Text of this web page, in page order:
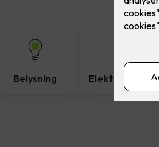
Belysning